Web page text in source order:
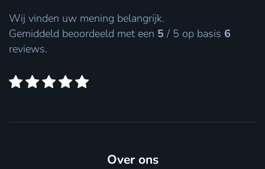
Wij vinden uw mening belangrijk.
Gemiddeld beoordeeld met een 5 / 5 op basis 6
reviews.
Over ons